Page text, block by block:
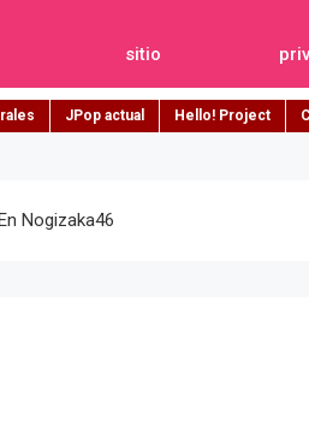
sitio
JPop actual Hello! Project
Nogizaka46